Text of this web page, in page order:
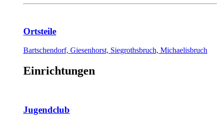
Ortsteile
Bartschendorf, Giesenhorst, Siegrothsbruch, Michaelisbruch
Einrichtungen
Jugendclub